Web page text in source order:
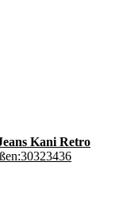
Kani Retro
30323436